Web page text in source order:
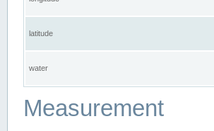
latitude
water
Measurement